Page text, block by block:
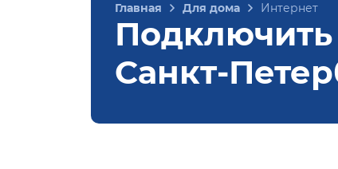
Главная Для дома Интернет
Санкт-